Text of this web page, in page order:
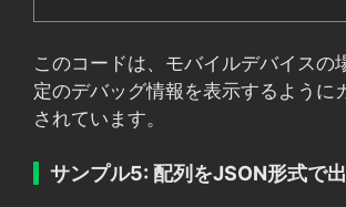
このコードは、モバイルデバイスの
定のデバッグ情報を表示するように
されています。
サンプル5: 配列をJSON形式で